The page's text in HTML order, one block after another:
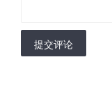
提交评论